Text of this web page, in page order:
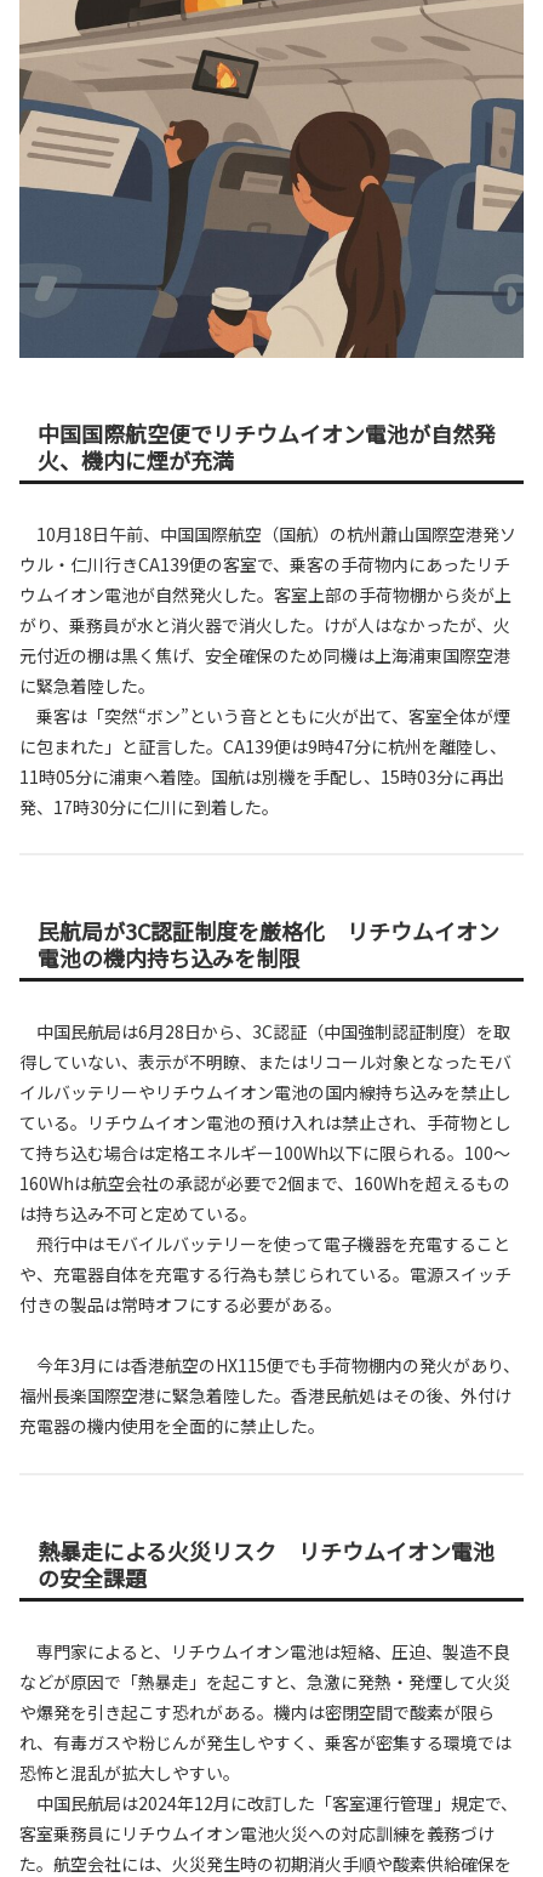
中国国際航空便でリチウムイオン電池が自然発
火、機内に煙が充満
10月18日午前、中国国際航空（国航）の杭州蕭山国際空港発ソ
ウル・仁川行きCA139便の客室で、乗客の手荷物内にあったリチ
ウムイオン電池が自然発火した。客室上部の手荷物棚から炎が上
がり、乗務員が水と消火器で消火した。けが人はなかったが、火
元付近の棚は黒く焦げ、安全確保のため同機は上海浦東国際空港
に緊急着陸した。
乗客は「突然“ボン”という音とともに火が出て、客室全体が煙
に包まれた」と証言した。CA139便は9時47分に杭州を離陸し、
11時05分に浦東へ着陸。国航は別機を手配し、15時03分に再出
発、17時30分に仁川に到着した。
民航局が3C認証制度を厳格化 リチウムイオン
電池の機内持ち込みを制限
中国民航局は6月28日から、3C認証（中国強制認証制度）を取
得していない、表示が不明瞭、またはリコール対象となったモバ
イルバッテリーやリチウムイオン電池の国内線持ち込みを禁止し
ている。リチウムイオン電池の預け入れは禁止され、手荷物とし
て持ち込む場合は定格エネルギー100Wh以下に限られる。100〜
160Whは航空会社の承認が必要で2個まで、160Whを超えるもの
は持ち込み不可と定めている。
飛行中はモバイルバッテリーを使って電子機器を充電すること
や、充電器自体を充電する行為も禁じられている。電源スイッチ
付きの製品は常時オフにする必要がある。
今年3月には香港航空のHX115便でも手荷物棚内の発火があり、
福州長楽国際空港に緊急着陸した。香港民航処はその後、外付け
充電器の機内使用を全面的に禁止した。
熱暴走による火災リスク リチウムイオン電池
の安全課題
専門家によると、リチウムイオン電池は短絡、圧迫、製造不良
などが原因で「熱暴走」を起こすと、急激に発熱・発煙して火災
や爆発を引き起こす恐れがある。機内は密閉空間で酸素が限ら
れ、有毒ガスや粉じんが発生しやすく、乗客が密集する環境では
恐怖と混乱が拡大しやすい。
中国民航局は2024年12月に改訂した「客室運行管理」規定で、
客室乗務員にリチウムイオン電池火災への対応訓練を義務づけ
た。航空会社には、火災発生時の初期消火手順や酸素供給確保を